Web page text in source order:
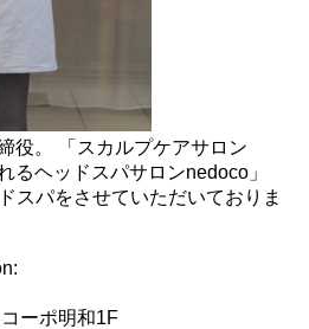
役。 「スカルプケアサロン
るヘッドスパサロンnedoco」
スパをさせていただいておりま
ーポ明和1F